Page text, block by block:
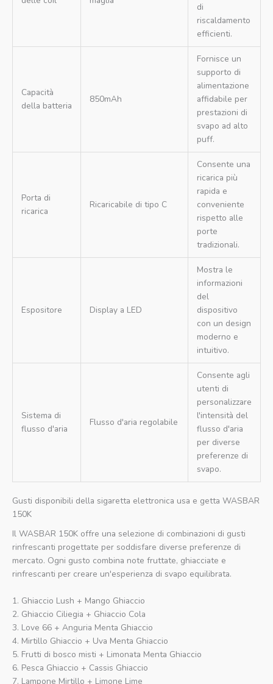
di
riscaldamento
efficienti.
Capacità
della batteria
850mAh
Fornisce un
supporto di
alimentazione
affidabile per
prestazioni di
svapo ad alto
puff.
Porta di
ricarica
Ricaricabile di tipo C
Consente una
ricarica più
rapida e
conveniente
rispetto alle
porte
tradizionali.
Espositore Display a LED
Mostra le
informazioni
del
dispositivo
con un design
moderno e
intuitivo.
Sistema di
flusso d'aria
Flusso d'aria regolabile
Consente agli
utenti di
personalizzare
l'intensità del
flusso d'aria
per diverse
preferenze di
svapo.
Gusti disponibili della sigaretta elettronica usa e getta WASBAR
150K
Il WASBAR 150K offre una selezione di combinazioni di gusti
rinfrescanti progettate per soddisfare diverse preferenze di
mercato. Ogni gusto combina note fruttate, ghiacciate e
rinfrescanti per creare un'esperienza di svapo equilibrata.
1. Ghiaccio Lush + Mango Ghiaccio
2. Ghiaccio Ciliegia + Ghiaccio Cola
3. Love 66 + Anguria Menta Ghiaccio
4. Mirtillo Ghiaccio + Uva Menta Ghiaccio
5. Frutti di bosco misti + Limonata Menta Ghiaccio
6. Pesca Ghiaccio + Cassis Ghiaccio
7. Lampone Mirtillo + Limone Lime